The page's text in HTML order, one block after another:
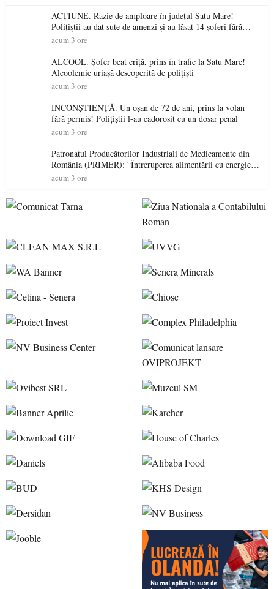
ACȚIUNE. Razie de amploare în județul Satu Mare!
Polițiștii au dat sute de amenzi și au lăsat 14 șoferi fără
permis într-o singură zi
acum 3 ore
ALCOOL. Șofer beat criță, prins în trafic la Satu Mare!
Alcoolemie uriașă descoperită de polițiști
acum 3 ore
INCONȘTIENȚĂ. Un oșan de 72 de ani, prins la volan
fără permis! Polițiștii l-au cadorosit cu un dosar penal
acum 3 ore
Patronatul Producătorilor Industriali de Medicamente din
România (PRIMER): “Întreruperea alimentării cu energie
electrică a fabricilor de medicamente va pune în pericol
acum 3 ore